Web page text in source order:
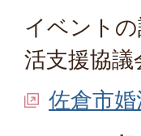
イベント
活支援協
佐倉市